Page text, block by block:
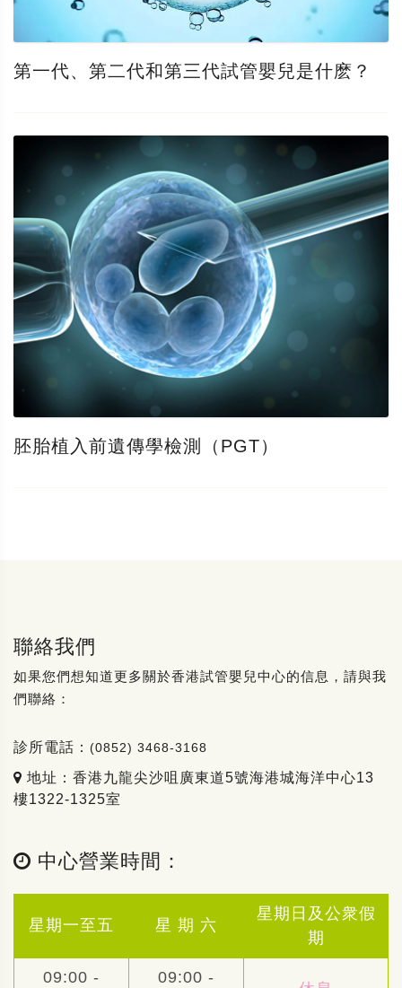
第一代、第二代和第三代試管嬰兒是什麽？
胚胎植入前遺傳學檢測（PGT）
聯絡我們
如果您們想知道更多關於香港試管嬰兒中心的信息，請與我
們聯絡：
診所電話： (0852) 3468-3168
地址：香港九龍尖沙咀廣東道5號海港城海洋中心13
樓1322-1325室
中心營業時間：
星期一至五 星 期 六
星期日及公衆假
期
09:00 - 09:00 -